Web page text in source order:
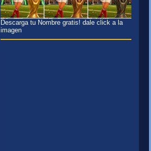
Descarga tu Nombre gratis! dale click a la
imagen